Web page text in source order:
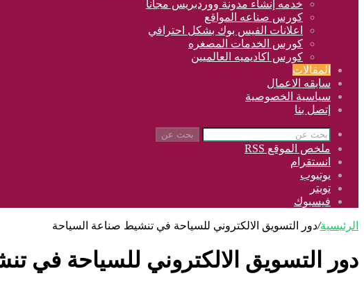
خدمه إنشاء مدونة ووردبريس مجانا
كورس صناعه المواقع
اعلانات الفيس بوك بشكل احترافي
كورس الخدمات المصغره
كورس اكاديميه العالميين
المقالات
سابقه الاعمال
سياسية الخصوصية
إتصل بنا
بحث عن
ملخص الموقع RSS
انستقرام
يوتيوب
تويتر
فيسبوك
الرئيسية/دور التسويق الالكتروني للسياحة في تنشيط صناعة السياحة
دور التسويق الالكتروني للسياحة في